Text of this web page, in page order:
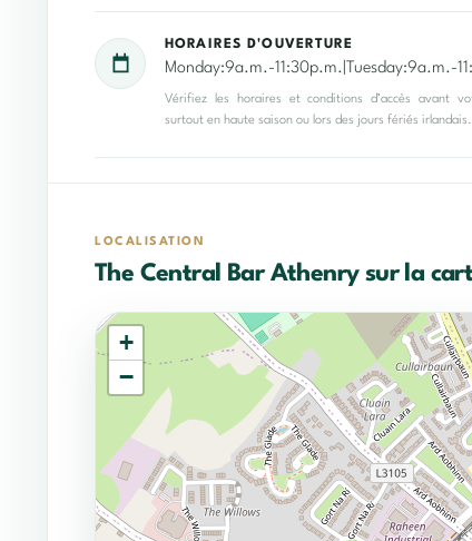
HORAIRES D'OUVERTURE
Monday:9a.m.-11:30p.m.|Tuesday:9a.m.-
Vérifiez les horaires et conditions d’accès avant
surtout en haute saison ou lors des jours fériés irlandais.
LOCALISATION
The Central Bar Athenry sur la
+
−